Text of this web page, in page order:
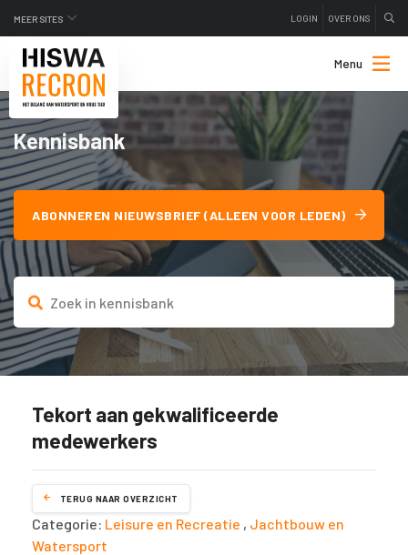
MEER SITES LOGIN OVER ONS
Menu
Kennisbank
ABONNEREN NIEUWSBRIEF (ALLEEN VOOR LEDEN)
Tekort aan gekwalificeerde
medewerkers
TERUG NAAR OVERZICHT
Categorie: Leisure en Recreatie , Jachtbouw en
Watersport